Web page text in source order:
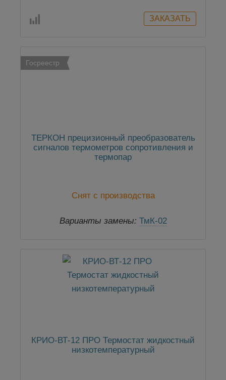
Госреестр
ТЕРКОН прецизионный преобразователь
сигналов термометров сопротивления и
термопар
Снят с производства
Варианты замены: ТмК-02
КРИО-ВТ-12 ПРО Термостат жидкостный
низкотемпературный